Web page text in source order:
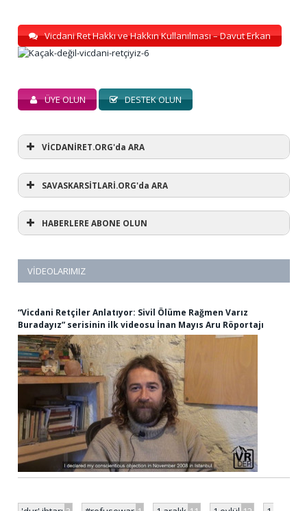
Vicdani Ret Hakkı ve Hakkın Kullanılması – Davut Erkan
ÜYE OLUN DESTEK OLUN
VİCDANİRET.ORG'da ARA
SAVASKARSİTLARİ.ORG'da ARA
HABERLERE ABONE OLUN
VIDEOLARIMIZ
“Vicdani Retçiler Anlatıyor: Sivil Ölüme Rağmen Varız
Buradayız” serisinin ilk videosu İnan Mayıs Aru Röportajı